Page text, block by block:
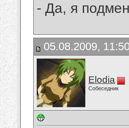
- Да, я
05.08.2009,
Elodia
Собеседник